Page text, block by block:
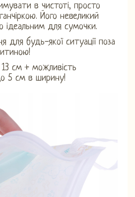
в чистоті, просто
Його невеликий
ідеальним для сумочки.
для будь-якої ситуації поза
см + можливість
5 см в ширину!